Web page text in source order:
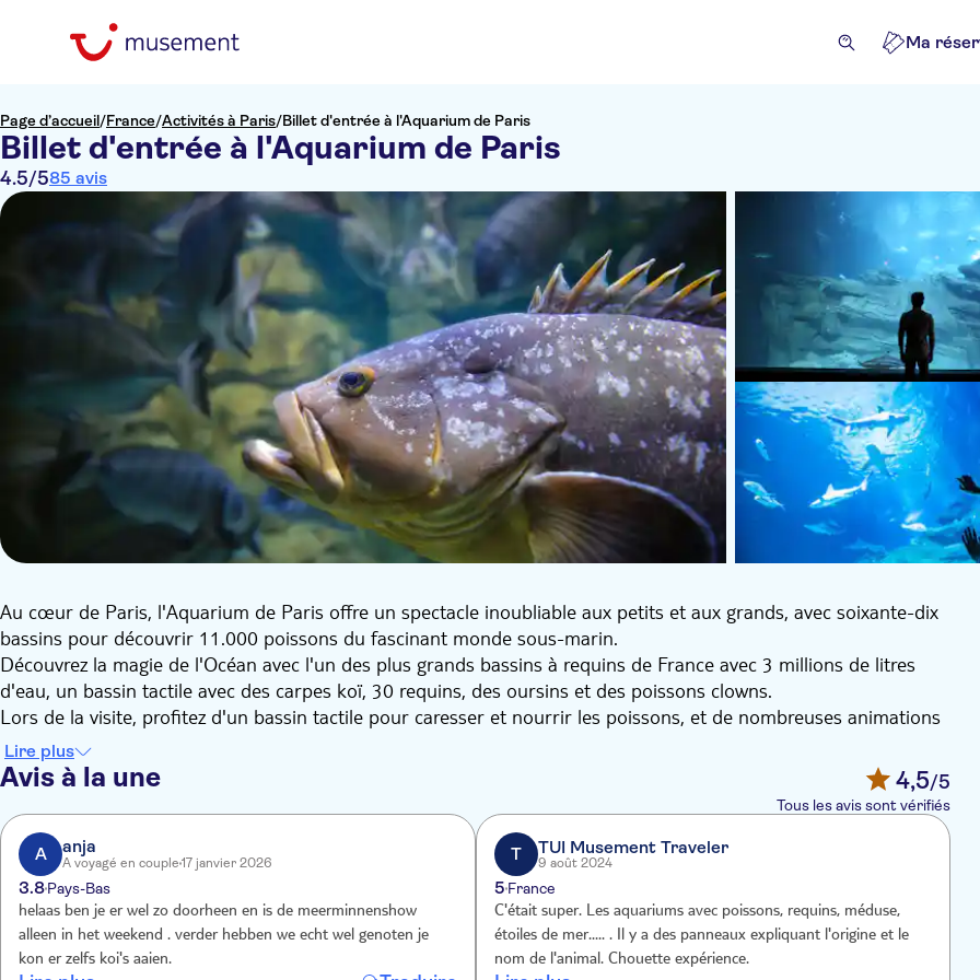
Ma
Page d’accueil/France/Activités à Paris/Billet d'entrée à l'Aquarium de Paris
Billet d'entrée à l'Aquarium de Paris
4.5/585 avis
Au cœur de Paris, l'Aquarium de Paris offre un spectacle inoubliable aux petits et aux grands, avec soixante-dix
bassins pour découvrir 11.000 poissons du fascinant monde sous-marin.
Découvrez la magie de l'Océan avec l'un des plus grands bassins à requins de France avec 3 millions de litres
d'eau, un bassin tactile avec des carpes koï, 30 requins, des oursins et des poissons clowns.
Lors de la visite, profitez d'un bassin tactile pour caresser et nourrir les poissons, et de nombreuses animations
et spectacles, pour vivre une journée magique en famille.
Lire plus
Avis à la une 4,5/5
Tous les avis sont vérifiés
A anja
A voyagé en couple 17 janvier 2026
3.8Pays-Bas
helaas ben je er wel zo doorheen en is de meerminnenshow
alleen in het weekend . verder hebben we echt wel genoten je
kon er zelfs koi's aaien.
T TUI Musement Traveler
9 août 2024
5France
C'était super. Les aquariums avec poissons, requins, méduse,
étoiles de mer..... . Il y a des panneaux expliquant l'origine et le
nom de l'animal. Chouette expérience.